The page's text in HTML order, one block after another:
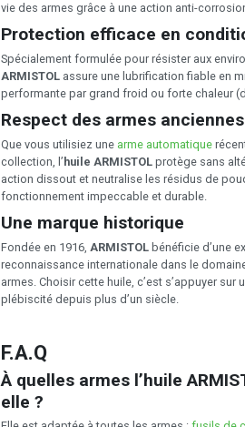
vie des armes grâce à une action anti-
Protection efficace en
Spécialement formulée pour résister aux
ARMISTOL assure une lubrification fiable en
performante par grand froid ou forte chaleur
Respect des armes
Que vous utilisiez une arme automatique
collection, l’ huile ARMISTOL protège sans
action dissout et neutralise les résidus de
fonctionnement impeccable et durable.
Une marque historique
Fondée en 1916, ARMISTOL bénéficie d’une
reconnaissance internationale dans le
armes. Choisir cette huile, c’est s’appuyer sur
plébiscité depuis plus d’un siècle.
F.A.Q
À quelles armes l’huile
elle ?